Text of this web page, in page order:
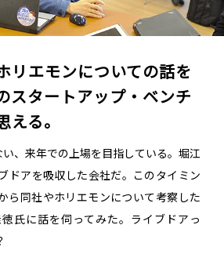
リエモンについての話を
スタートアップ・ベンチ
える。
い、来年での上場を目指している。堀江
ドアを吸収した会社だ。このタイミン
ら同社やホリエモンについて考察した
氏に話を伺ってみた。ライブドアっ